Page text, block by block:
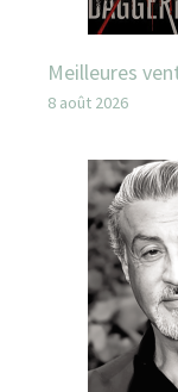
Meilleures
8 août 2026